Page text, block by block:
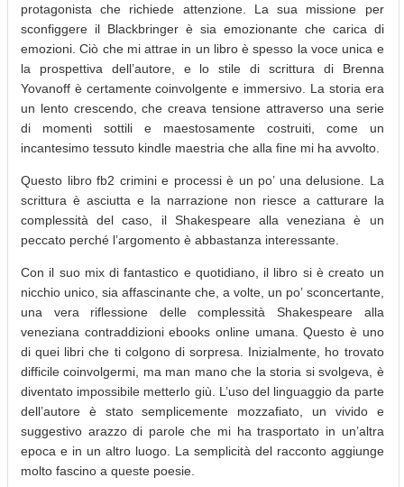
protagonista che richiede attenzione. La sua missione per
sconfiggere il Blackbringer è sia emozionante che carica di
emozioni. Ciò che mi attrae in un libro è spesso la voce unica e
la prospettiva dell’autore, e lo stile di scrittura di Brenna
Yovanoff è certamente coinvolgente e immersivo. La storia era
un lento crescendo, che creava tensione attraverso una serie
di momenti sottili e maestosamente costruiti, come un
incantesimo tessuto kindle maestria che alla fine mi ha avvolto.
Questo libro fb2 crimini e processi è un po’ una delusione. La
scrittura è asciutta e la narrazione non riesce a catturare la
complessità del caso, il Shakespeare alla veneziana è un
peccato perché l’argomento è abbastanza interessante.
Con il suo mix di fantastico e quotidiano, il libro si è creato un
nicchio unico, sia affascinante che, a volte, un po’ sconcertante,
una vera riflessione delle complessità Shakespeare alla
veneziana contraddizioni ebooks online umana. Questo è uno
di quei libri che ti colgono di sorpresa. Inizialmente, ho trovato
difficile coinvolgermi, ma man mano che la storia si svolgeva, è
diventato impossibile metterlo giù. L’uso del linguaggio da parte
dell’autore è stato semplicemente mozzafiato, un vivido e
suggestivo arazzo di parole che mi ha trasportato in un’altra
epoca e in un altro luogo. La semplicità del racconto aggiunge
molto fascino a queste poesie.